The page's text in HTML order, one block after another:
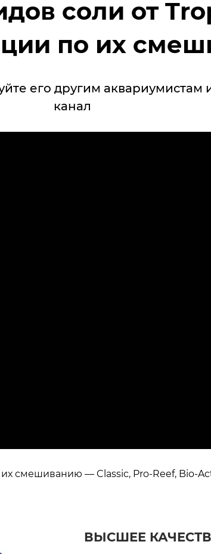
соли от
по их
его другим аквариумистам
канал
смешиванию — Classic, Pro-Reef, Bio-
ВЫСШЕЕ